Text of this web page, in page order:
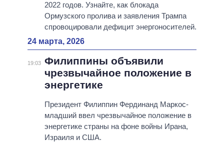
2022 годов. Узнайте, как блокада
Ормузского пролива и заявления Трампа
спровоцировали дефицит энергоносителей.
24 марта, 2026
19:03 Филиппины объявили
чрезвычайное положение в
энергетике
Президент Филиппин Фердинанд Маркос-
младший ввел чрезвычайное положение в
энергетике страны на фоне войны Ирана,
Израиля и США.